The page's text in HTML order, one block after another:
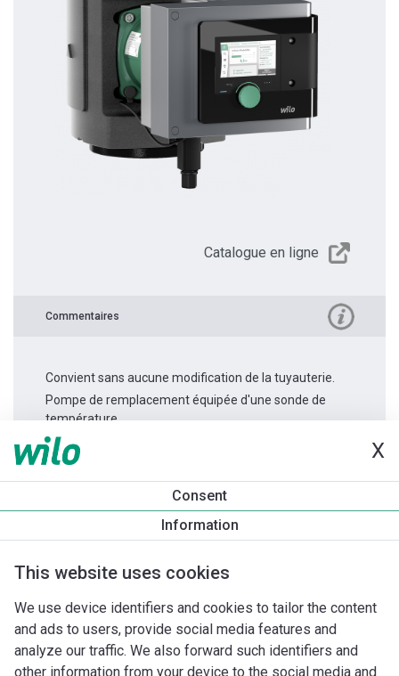
X
Consent
Information
This website uses cookies
We use device identifiers and cookies to tailor the content
and ads to users, provide social media features and
analyze our traffic. We also forward such identifiers and
other information from your device to the social media and
Catalogue en ligne
Commentaires
Convient sans aucune modification de la tuyauterie.
Pompe de remplacement équipée d'une sonde de
température.
Informations produit